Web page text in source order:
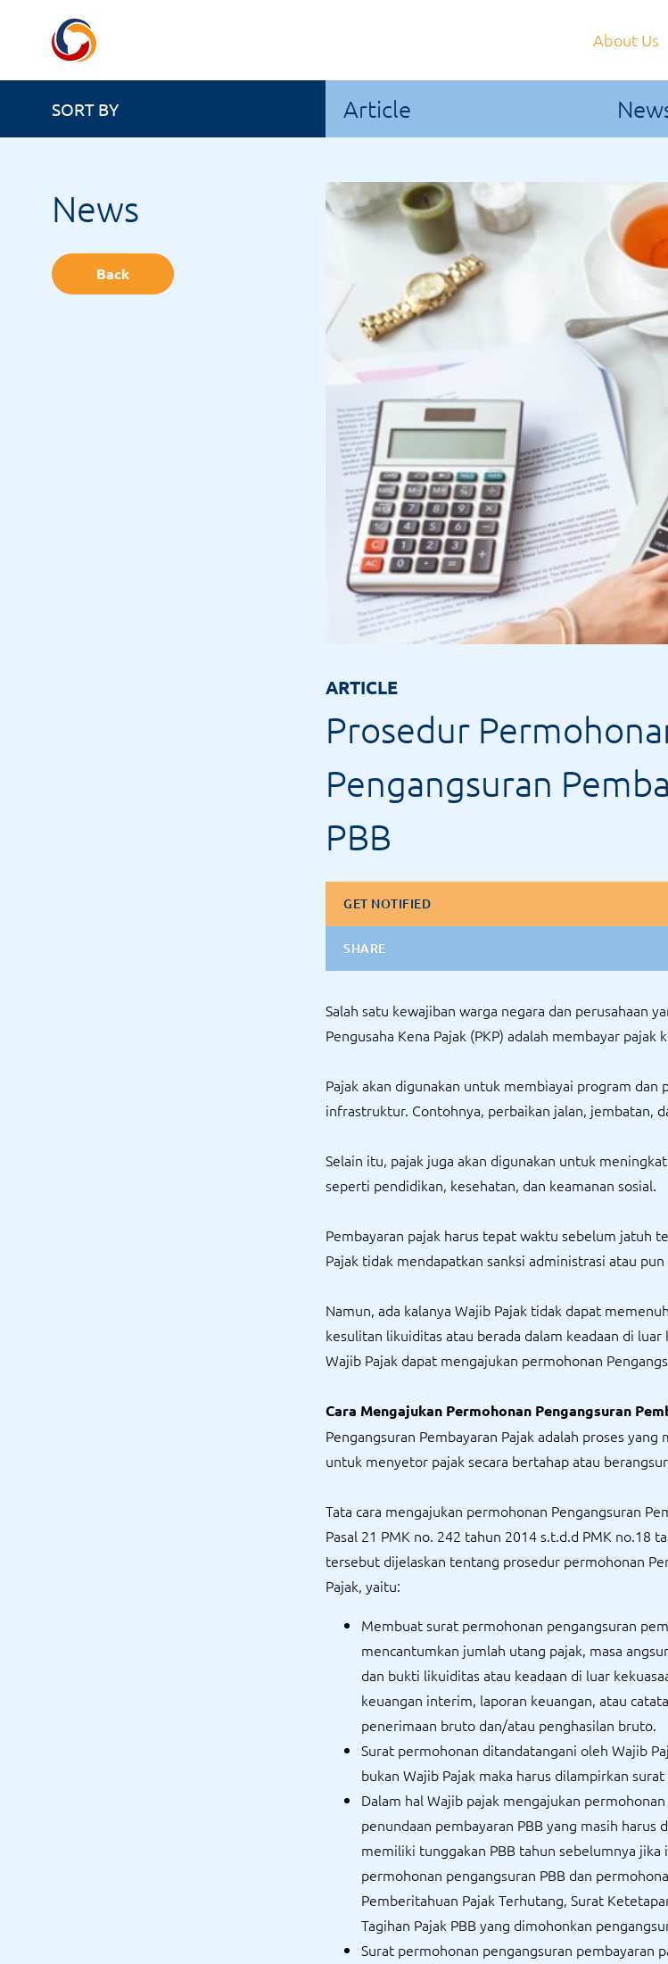
About Us
SORT BY Article
News
Back
ARTICLE
Prosedur
Pengangsuran
PBB
GET NOTIFIED
SHARE
Salah satu kewajiban warga negara dan perusahaan
Pengusaha Kena Pajak (PKP) adalah membayar pajak
Pajak akan digunakan untuk membiayai program dan
infrastruktur. Contohnya, perbaikan jalan, jembatan,
Selain itu, pajak juga akan digunakan untuk
seperti pendidikan, kesehatan, dan keamanan sosial.
Pembayaran pajak harus tepat waktu sebelum jatuh
Pajak tidak mendapatkan sanksi administrasi atau
Namun, ada kalanya Wajib Pajak tidak dapat
kesulitan likuiditas atau berada dalam keadaan di luar
Wajib Pajak dapat mengajukan permohonan
Cara Mengajukan Permohonan Pengangsuran
Pengangsuran Pembayaran Pajak adalah proses
untuk menyetor pajak secara bertahap atau
Tata cara mengajukan permohonan Pengangsuran
Pasal 21 PMK no. 242 tahun 2014 s.t.d.d PMK no.18
tersebut dijelaskan tentang prosedur permohonan
Pajak, yaitu:
Membuat surat permohonan pengangsuran
mencantumkan jumlah utang pajak, masa
dan bukti likuiditas atau keadaan di luar
keuangan interim, laporan keuangan, atau
penerimaan bruto dan/atau penghasilan bruto.
Surat permohonan ditandatangani oleh Wajib
bukan Wajib Pajak maka harus dilampirkan surat
Dalam hal Wajib pajak mengajukan
penundaan pembayaran PBB yang masih harus
memiliki tunggakan PBB tahun sebelumnya jika
permohonan pengangsuran PBB dan
Pemberitahuan Pajak Terhutang, Surat
Tagihan Pajak PBB yang dimohonkan
Surat permohonan pengangsuran pembayaran